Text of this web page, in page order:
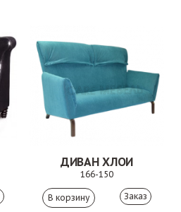
ДИВАН ХЛОИ
166-150
Заказ